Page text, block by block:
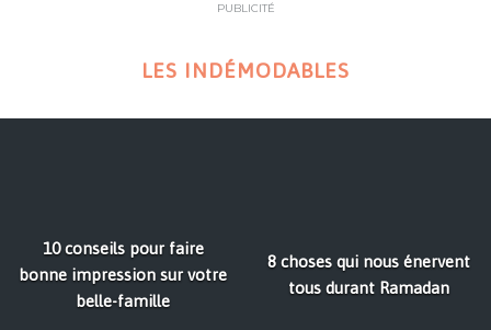
PUBLICITÉ
LES INDÉMODABLES
10 conseils pour faire
bonne impression sur votre
belle-famille
8 choses qui nous énervent
tous durant Ramadan